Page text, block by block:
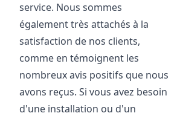
service. Nous sommes
également très attachés à la
satisfaction de nos clients,
comme en témoignent les
nombreux avis positifs que nous
avons reçus. Si vous avez besoin
d'une installation ou d'un